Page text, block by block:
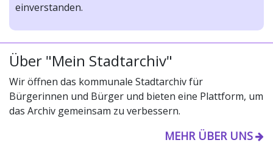
einverstanden.
Über "Mein Stadtarchiv"
Wir öffnen das kommunale Stadtarchiv für
Bürgerinnen und Bürger und bieten eine Plattform, um
das Archiv gemeinsam zu verbessern.
MEHR ÜBER UNS